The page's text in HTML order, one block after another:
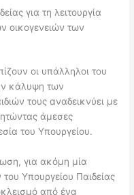
για τη λειτουργία
οικογενειών των
οι υπάλληλοι του
κάλυψη των
τους αναδεικνύει με
άμεσες
του Υπουργείου.
για ακόμη μία
Υπουργείου Παιδείας
από ένα